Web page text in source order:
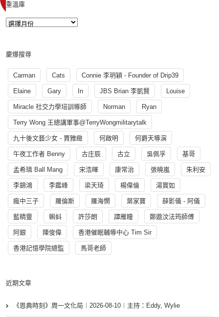
重溫庫
慶爆搜尋
Carman Cats Connie 李玥穎 - Founder of Drip39
Elaine Gary In JBS Brian 李凱賢 Louise
Miracle 社交力學培訓導師 Norman Ryan
Terry Wong 王總講軍事@TerryWongmilitarytalk
九十後文藝少女 - 賈雅緻 何啟明 何爵天導演
午夜工作者 Benny 古庄辰 古立 吳佩孚 基哥
孟希璘 Ball Mang 宋浩暉 康常治 張曉嵐 朱利安
李錦鴻 李鑑峰 梁天琦 楊偉倫 湯寳如
瘋中三子 羅倫斯 羅海憫 葉家寶 薛影儀 - 阿儀
藍精靈 蝌蚪 許莎朗 譚雁瞳 鄭遨汶法筠師傅
阿銀 陳俊偉 香港催眠輔導中心 Tim Sir
香港記憶學院總監 馬哥老師
近期文章
《恩典時刻》周一文化局︱2026-08-10︱主持：Eddy, Wylie